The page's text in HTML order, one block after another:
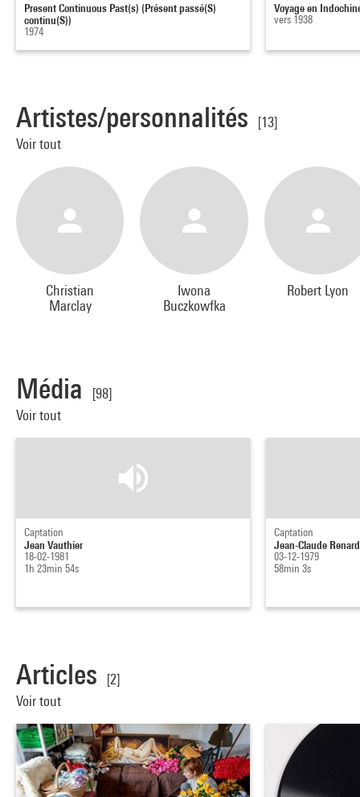
Present Continuous Past(s) (Présent passé(S)
continu(S))
1974
Voyage en
vers 1938
Artistes/personnalités
[13]
Voir tout
Christian
Marclay
Iwona
Buczkowfka
Robert Lyon
Média
[98]
Voir tout
Captation
Jean Vauthier
18-02-1981
1h 23min 54s
Captation
Jean-Claude
03-12-1979
58min 3s
Articles
[2]
Voir tout